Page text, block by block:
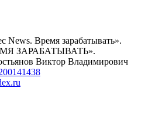
News. Время зарабатывать».
ЗАРАБАТЫВАТЬ».
Виктор Владимирович